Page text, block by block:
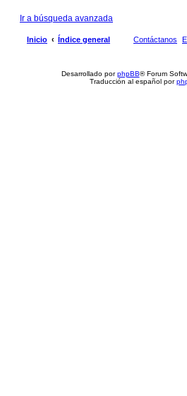
Ir a búsqueda avanzada
Inicio Índice general Contáctanos
Desarrollado porphpBB® Forum
Traducción al español por